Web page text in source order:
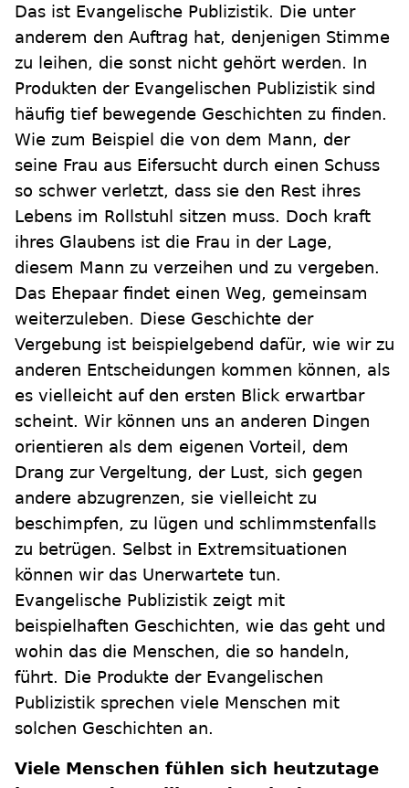
Das ist Evangelische Publizistik. Die unter
anderem den Auftrag hat, denjenigen Stimme
zu leihen, die sonst nicht gehört werden. In
Produkten der Evangelischen Publizistik sind
häufig tief bewegende Geschichten zu finden.
Wie zum Beispiel die von dem Mann, der
seine Frau aus Eifersucht durch einen Schuss
so schwer verletzt, dass sie den Rest ihres
Lebens im Rollstuhl sitzen muss. Doch kraft
ihres Glaubens ist die Frau in der Lage,
diesem Mann zu verzeihen und zu vergeben.
Das Ehepaar findet einen Weg, gemeinsam
weiterzuleben. Diese Geschichte der
Vergebung ist beispielgebend dafür, wie wir zu
anderen Entscheidungen kommen können, als
es vielleicht auf den ersten Blick erwartbar
scheint. Wir können uns an anderen Dingen
orientieren als dem eigenen Vorteil, dem
Drang zur Vergeltung, der Lust, sich gegen
andere abzugrenzen, sie vielleicht zu
beschimpfen, zu lügen und schlimmstenfalls
zu betrügen. Selbst in Extremsituationen
können wir das Unerwartete tun.
Evangelische Publizistik zeigt mit
beispielhaften Geschichten, wie das geht und
wohin das die Menschen, die so handeln,
führt. Die Produkte der Evangelischen
Publizistik sprechen viele Menschen mit
solchen Geschichten an.
Viele Menschen fühlen sich heutzutage